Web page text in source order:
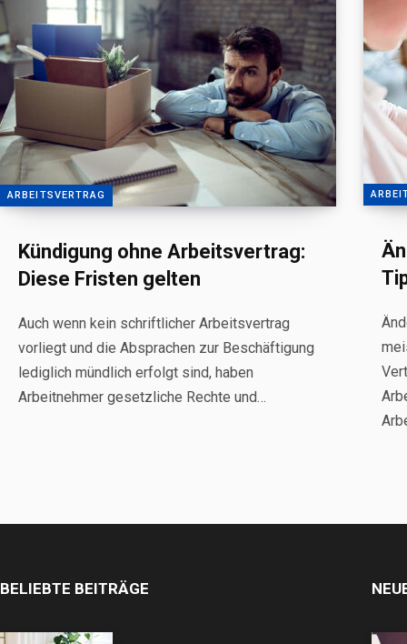
ARBEITSVERTRAG
Kündigung ohne Arbeitsvertrag:
Diese Fristen gelten
Auch wenn kein schriftlicher Arbeitsvertrag
vorliegt und die Absprachen zur Beschäftigung
lediglich mündlich erfolgt sind, haben
Arbeitnehmer gesetzliche Rechte und…
BELIEBTE BEITRÄGE